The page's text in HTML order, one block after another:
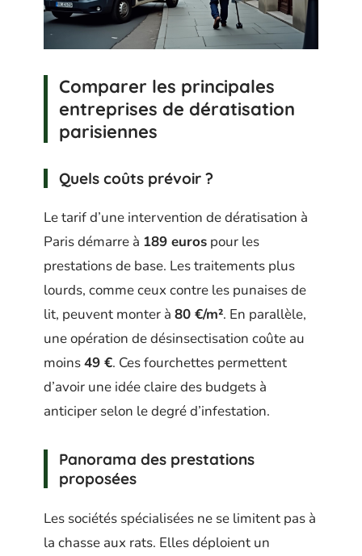
Comparer les principales
entreprises de dératisation
parisiennes
Quels coûts prévoir ?
Le tarif d’une intervention de dératisation à
Paris démarre à 189 euros pour les
prestations de base. Les traitements plus
lourds, comme ceux contre les punaises de
lit, peuvent monter à 80 €/m². En parallèle,
une opération de désinsectisation coûte au
moins49 €. Ces fourchettes permettent
d’avoir une idée claire des budgets à
anticiper selon le degré d’infestation.
Panorama des prestations
proposées
Les sociétés spécialisées ne se limitent pas à
la chasse aux rats. Elles déploient un